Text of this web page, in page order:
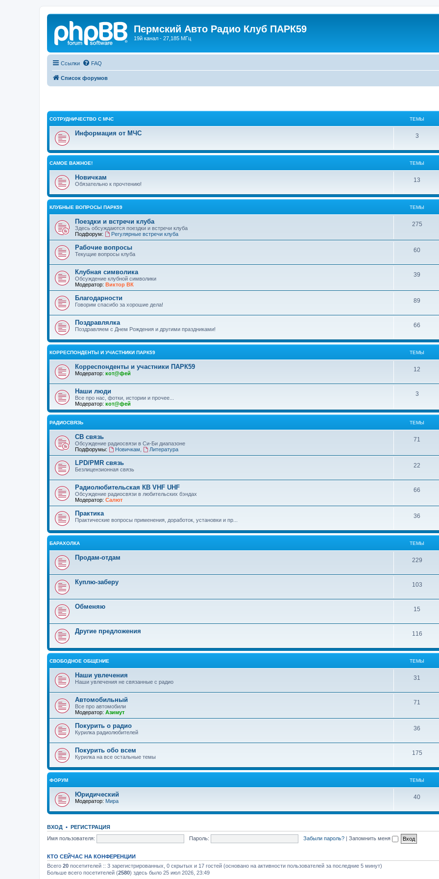
Пермский Авто Радио Клуб ПАРК59
19й канал - 27,185 МГц
Ссылки FAQ
Список форумов
СОТРУДНИЧЕСТВО С МЧС ТЕМЫ
Информация от МЧС 3
САМОЕ ВАЖНОЕ! ТЕМЫ
Новичкам
Обязательно к прочтению!
13
КЛУБНЫЕ ВОПРОСЫ ПАРК59 ТЕМЫ
Поездки и встречи клуба
Здесь обсуждаются поездки и встречи клуба
Подфорум:
Регулярные встречи клуба
275
Рабочие вопросы
Текущие вопросы клуба
60
Клубная символика
Обсуждение клубной символики
Модератор: Виктор ВК
39
Благодарности
Говорим спасибо за хорошие дела!
89
Поздравлялка
Поздравляем с Днем Рождения и другими праздниками!
66
КОРРЕСПОНДЕНТЫ И УЧАСТНИКИ ПАРК59 ТЕМЫ
Корреспонденты и участники ПАРК59
Модератор: кот@фей
12
Наши люди
Все про нас, фотки, истории и прочее...
Модератор: кот@фей
3
РАДИОСВЯЗЬ ТЕМЫ
СВ связь
Обсуждение радиосвязи в Си-Би диапазоне
Подфорумы:
Новичкам Литература
71
LPD/PMR связь
Безлицензионная связь
22
Радиолюбительская КВ VHF UHF
Обсуждение радиосвязи в любительских бэндах
Модератор: Салют
66
Практика
Практические вопросы применения, доработок, установки и пр...
36
БАРАХОЛКА ТЕМЫ
Продам-отдам 229
Куплю-заберу 103
Обменяю 15
Другие предложения 116
СВОБОДНОЕ ОБЩЕНИЕ ТЕМЫ
Наши увлечения
Наши увлечения не связанные с радио
31
Автомобильный
Все про автомобили
Модератор: Азимут
71
Покурить о радио
Курилка радиолюбителей
36
Покурить обо всем
Курилка на все остальные темы
175
ФОРУМ ТЕМЫ
Юридический
Модератор: Мира
40
ВХОД • РЕГИСТРАЦИЯ
Имя пользователя:
Пароль: Забыли пароль? | Запомнить меня
КТО СЕЙЧАС НА КОНФЕРЕНЦИИ
Всего 20 посетителей :: 3 зарегистрированных, 0 скрытых и 17 гостей (основано на активности пользователей за последние 5 минут)
Больше всего посетителей (2580) здесь было 25 июл 2026, 23:49